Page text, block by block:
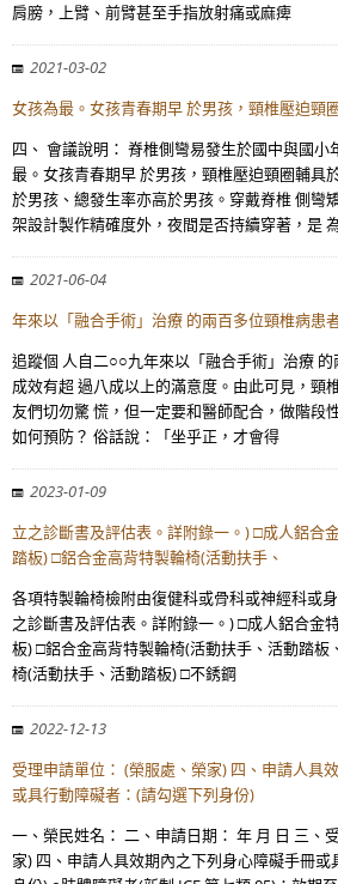
肩膀，上臂、前臂甚至手指放射痛或麻痺
2021-03-02
女孩為最。女孩青春期早 於男孩，頸椎壓迫頸
四、 會議說明： 脊椎側彎易發生於國中與國小
最。女孩青春期早 於男孩，頸椎壓迫頸圈輔具
於男孩、總發生率亦高於男孩。穿戴脊椎 側彎
架設計製作精確度外，夜間是否持續穿著，是
2021-06-04
年來以「融合手術」治療 的兩百多位頸椎病患
追蹤個 人自二○○九年來以「融合手術」治療
成效有超 過八成以上的滿意度。由此可見，頸
友們切勿驚 慌，但一定要和醫師配合，做階段
如何預防？ 俗話說：「坐乎正，才會得
2023-01-09
立之診斷書及評估表。詳附錄一。) □成人鋁合
踏板) □鋁合金高背特製輪椅(活動扶手、
各項特製輪椅檢附由復健科或骨科或神經科或
之診斷書及評估表。詳附錄一。) □成人鋁合金
板) □鋁合金高背特製輪椅(活動扶手、活動踏板
椅(活動扶手、活動踏板) □不銹鋼
2022-12-13
受理申請單位： (榮服處、榮家) 四、申請人具
或具行動障礙者：(請勾選下列身份)
一、榮民姓名： 二、申請日期： 年 月 日 三、
家) 四、申請人具效期內之下列身心障礙手冊